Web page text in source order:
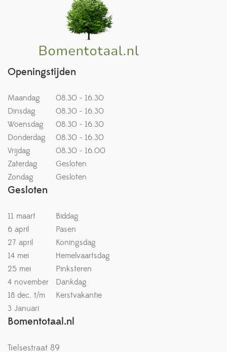
Openingstijden
Maandag
08.30 - 16.30
Dinsdag
08.30 - 16.30
Woensdag
08.30 - 16.30
Donderdag
08.30 - 16.30
Vrijdag
08.30 - 16.00
Zaterdag
Gesloten
Zondag
Gesloten
Gesloten
11 maart
Biddag
6 april
Pasen
27 april
Koningsdag
14 mei
Hemelvaartsdag
25 mei
Pinksteren
4 november
Dankdag
18 dec. t/m
Kerstvakantie
3 Januari
Bomentotaal.nl
Tielsestraat 89